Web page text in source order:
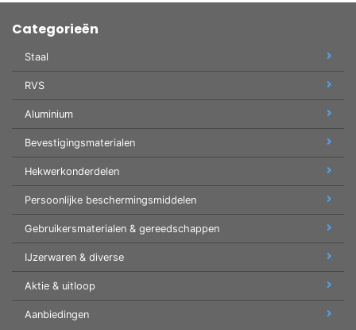
Categorieën
Staal
RVS
Aluminium
Bevestigingsmaterialen
Hekwerkonderdelen
Persoonlijke beschermingsmiddelen
Gebruikersmaterialen & gereedschappen
IJzerwaren & diverse
Aktie & uitloop
Aanbiedingen